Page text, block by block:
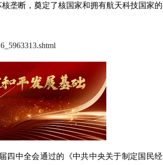
垄断，奠定了核国家和拥有航天科技国家的
四中全会通过的《中共中央关于制定国民经